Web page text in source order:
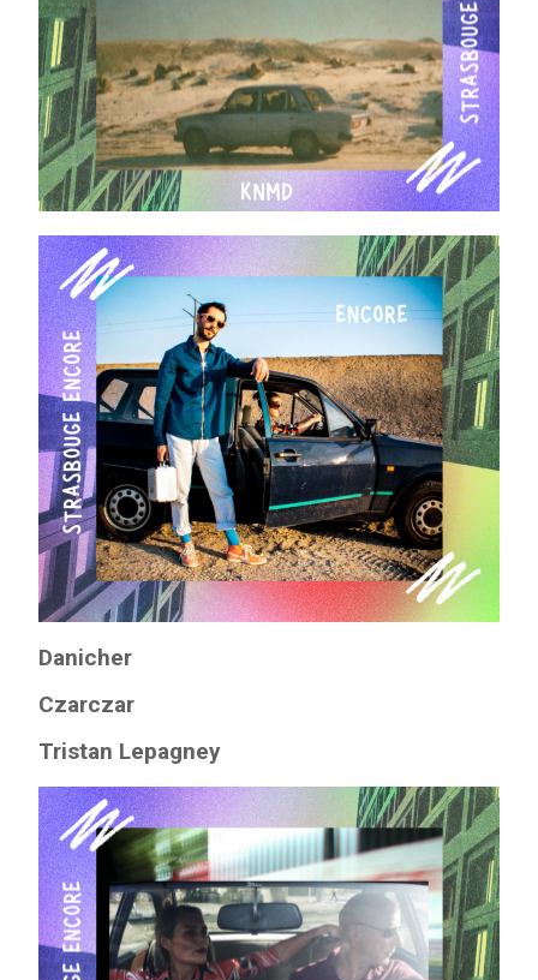
Danicher
Czarczar
Tristan Lepagney